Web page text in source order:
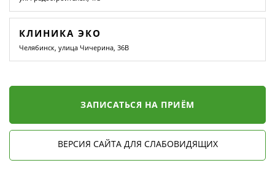
КЛИНИКА ЭКО
Челябинск, улица Чичерина, 36В
ЗАПИСАТЬСЯ НА ПРИЁМ
ВЕРСИЯ САЙТА ДЛЯ СЛАБОВИДЯЩИХ